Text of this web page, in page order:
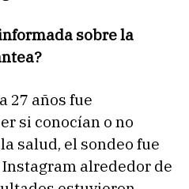
sobre la
27 años fue
si conocían o no
salud, el sondeo fue
alrededor de